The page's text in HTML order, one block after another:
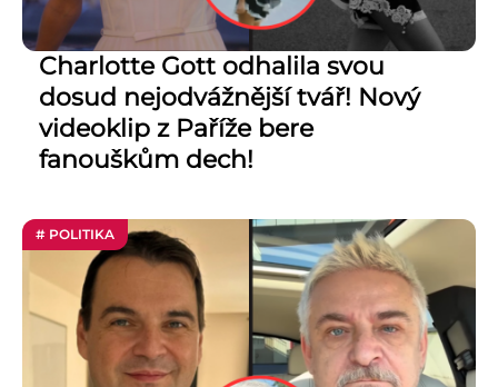
Charlotte Gott odhalila svou
dosud nejodvážnější tvář! Nový
videoklip z Paříže bere
fanouškům dech!
# POLITIKA